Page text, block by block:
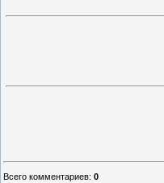
Всего комментариев: 0